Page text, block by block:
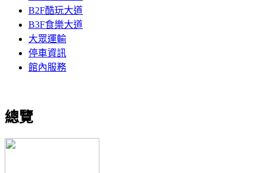
B2F酷玩大道
B3F食樂大道
大眾運輸
停車資訊
館內服務
總覽